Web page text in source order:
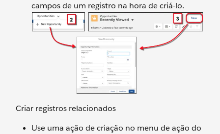
campos de um registro na hora de criá-lo.
Criar registros relacionados
Use uma ação de criação no menu de ação do